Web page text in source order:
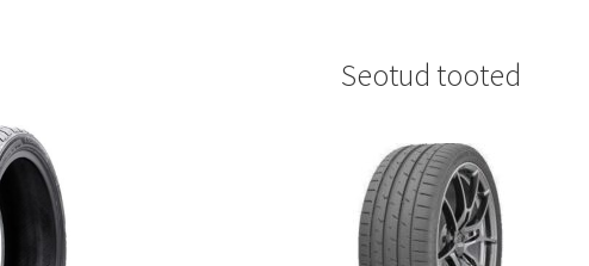
Seotud tooted